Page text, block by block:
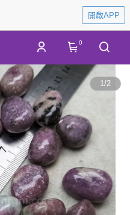
開啟APP
0
1/2